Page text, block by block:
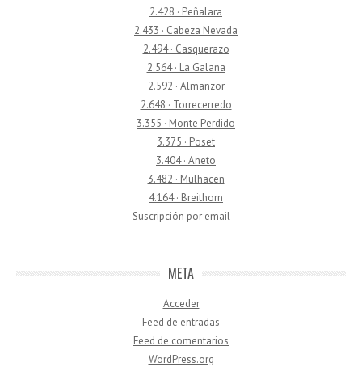
2.428 · Peñalara
2.433 · Cabeza Nevada
2.494 · Casquerazo
2.564 · La Galana
2.592 · Almanzor
2.648 · Torrecerredo
3.355 · Monte Perdido
3.375 · Poset
3.404 · Aneto
3.482 · Mulhacen
4.164 · Breithorn
Suscripción por email
META
Acceder
Feed de entradas
Feed de comentarios
WordPress.org